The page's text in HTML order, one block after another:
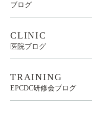
ブログ
CLINIC
医院ブログ
TRAINING
EPCDC研修会ブログ